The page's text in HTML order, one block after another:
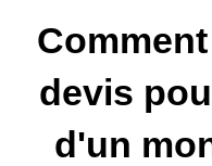
devis
d'un